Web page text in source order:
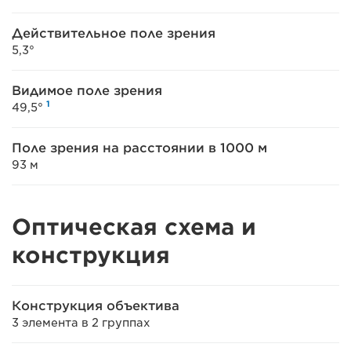
Действительное поле зрения
5,3°
Видимое поле зрения
49,5° 1
Поле зрения на расстоянии в 1000 м
93 м
Оптическая схема и
конструкция
Конструкция объектива
3 элемента в 2 группах